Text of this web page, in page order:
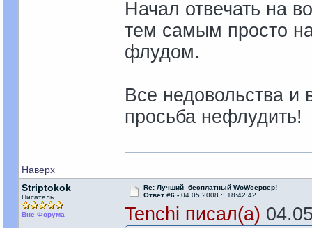
Начал отвечать на
тем самым просто
флудом.
Все недовольства
просьба нефлудить!
Наверх
Striptokok
Писатель
Вне Форума
Re: Лучший бесплатный WoWсервер!
Ответ #6 - 04.05.2008 :: 18:42:42
Tenchi писал(а)